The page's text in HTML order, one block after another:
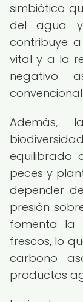
simbiótico
del agua y
contribuye
vital y a la
negativo
convencional.
Además,
equilibrado
peces y
depender
presión
fomenta la
frescos, lo
carbono
productos